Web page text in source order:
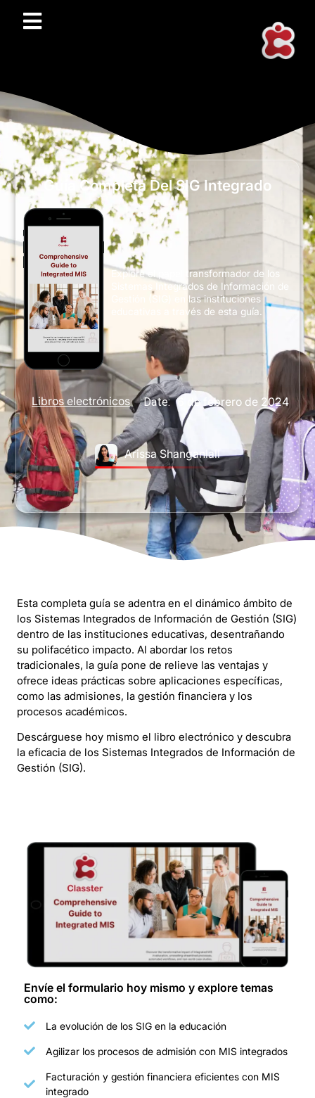
Guía Completa Del SIG Integrado
Libros electrónicos Date: 6 de febrero de 2024
Arissa Shanganlall
Explore el papel transformador de los
Sistemas Integrados de Información de
Gestión (SIG) en las instituciones
educativas a través de esta guía.
Esta completa guía se adentra en el dinámico ámbito de
los Sistemas Integrados de Información de Gestión (SIG)
dentro de las instituciones educativas, desentrañando
su polifacético impacto. Al abordar los retos
tradicionales, la guía pone de relieve las ventajas y
ofrece ideas prácticas sobre aplicaciones específicas,
como las admisiones, la gestión financiera y los
procesos académicos.
Descárguese hoy mismo el libro electrónico y descubra
la eficacia de los Sistemas Integrados de Información de
Gestión (SIG).
Envíe el formulario hoy mismo y explore temas
como:
La evolución de los SIG en la educación
Agilizar los procesos de admisión con MIS integrados
Facturación y gestión financiera eficientes con MIS
integrado